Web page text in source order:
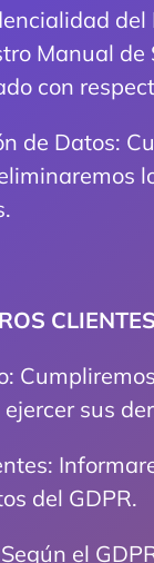
Manual
con
de Datos:
CLIENTES
sus
del GDPR.
el